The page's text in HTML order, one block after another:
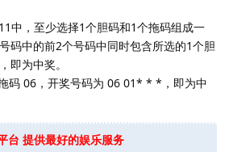
中，至少选择1个胆码和1个拖码组成一
码中的前2个号码中同时包含所选的1个胆
即为中奖。
码 06，开奖号码为 06 01* * *，即为中
台 提供最好的娱乐服务